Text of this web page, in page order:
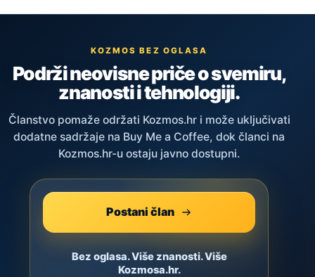
KOZMOS BEZ OGLASA
Podrži neovisne priče o svemiru,
znanosti i tehnologiji.
Članstvo pomaže održati Kozmos.hr i može uključivati
dodatne sadržaje na Buy Me a Coffee, dok članci na
Kozmos.hr-u ostaju javno dostupni.
Postani član
Bez oglasa. Više znanosti. Više
Kozmosa.hr.